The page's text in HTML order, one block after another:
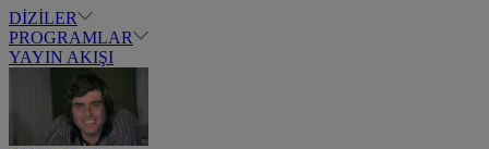
DİZİLER
PROGRAMLAR
YAYIN AKIŞI